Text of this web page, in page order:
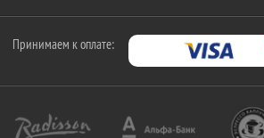
Принимаем к оплате: